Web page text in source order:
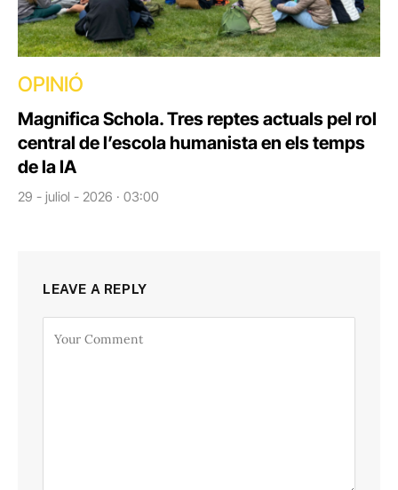
OPINIÓ
Magnifica Schola. Tres reptes actuals pel rol
central de l’escola humanista en els temps
de la IA
29 - juliol - 2026 · 03:00
LEAVE A REPLY